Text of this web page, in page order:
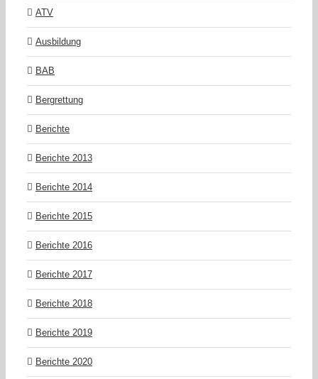
ATV
Ausbildung
BAB
Bergrettung
Berichte
Berichte 2013
Berichte 2014
Berichte 2015
Berichte 2016
Berichte 2017
Berichte 2018
Berichte 2019
Berichte 2020